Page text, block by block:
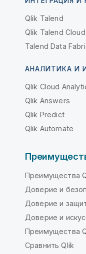
Qlik Talend
Qlik Talend Cloud
Talend Data
АНАЛИТИКА И
Qlik Cloud
Qlik Answers
Qlik Predict
Qlik Automate
Преимущества
Доверие и
Доверие и
Доверие и
Преимущества
Сравнить Qlik